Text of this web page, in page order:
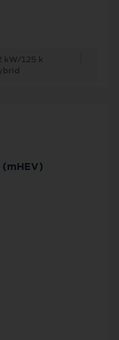
kW/125 k